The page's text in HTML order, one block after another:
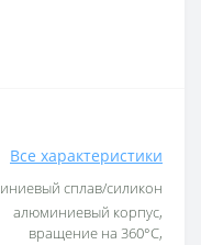
Все характеристики
сплав/силикон
алюминиевый корпус,
вращение на 360°C,